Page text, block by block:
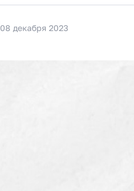
08 декабря 2023